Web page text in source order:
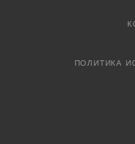
ПОЛИТИКА